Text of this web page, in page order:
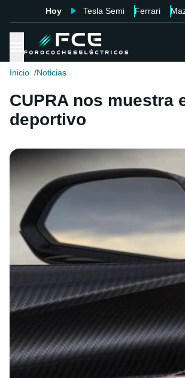
Hoy Tesla Semi Ferrari
Inicio Noticias
CUPRA nos
deportivo